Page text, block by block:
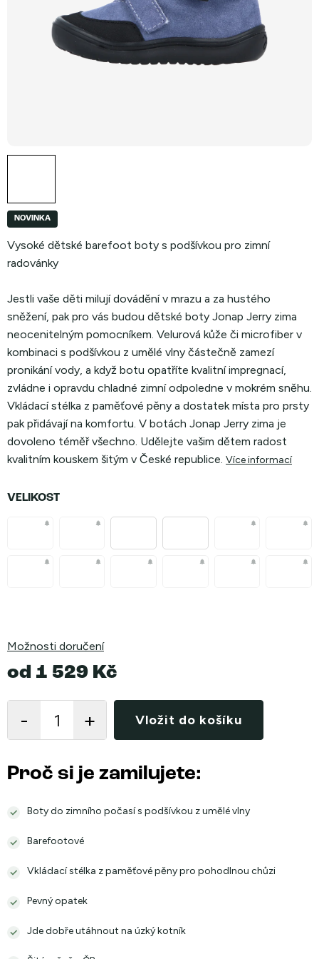
NOVINKA
Vysoké dětské barefoot boty s podšívkou pro zimní
radovánky
Jestli vaše děti milují dovádění v mrazu a za hustého
sněžení, pak pro vás budou dětské boty Jonap Jerry zima
neocenitelným pomocníkem. Velurová kůže či microfiber v
kombinaci s podšívkou z umělé vlny částečně zamezí
pronikání vody, a když botu opatříte kvalitní impregnací,
zvládne i opravdu chladné zimní odpoledne v mokrém sněhu.
Vkládací stélka z paměťové pěny a dostatek místa pro prsty
pak přidávají na komfortu. V botách Jonap Jerry zima je
dovoleno téměř všechno. Udělejte vašim dětem radost
kvalitním kouskem šitým v České republice. Více informací
VELIKOST
Možnosti doručení
od 1 529 Kč
cena:
Vložit do košíku
Proč si je zamilujete:
Boty do zimního počasí s podšívkou z umělé vlny
Barefootové
Vkládací stélka z paměťové pěny pro pohodlnou chůzi
Pevný opatek
Jde dobře utáhnout na úzký kotník